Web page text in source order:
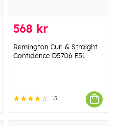
568 kr
Remington Curl & Straight
Confidence D5706 E51
15